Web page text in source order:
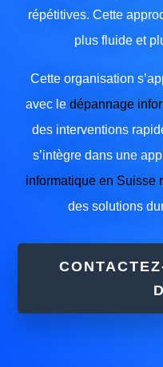
répétitives. Cette
plus fluide et
Cette organisation
avec le dépannage
des interventions
s’intègre dans une
informatique en Suisse
des solutions